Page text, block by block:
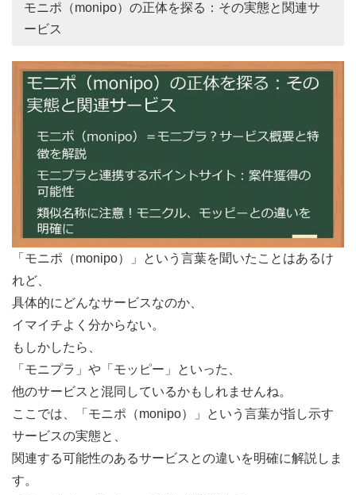
モニポ（monipo）の正体を探る：その実態と関連サ
ービス
「モニポ（monipo）」という言葉を聞いたことはあるけ
れど、
具体的にどんなサービスなのか、
イマイチよく分からない。
もしかしたら、
「モニプラ」や「モッピー」といった、
他のサービスと混同しているかもしれませんね。
ここでは、「モニポ（monipo）」という言葉が指し示す
サービスの実態と、
関連する可能性のあるサービスとの違いを明確に解説しま
す。